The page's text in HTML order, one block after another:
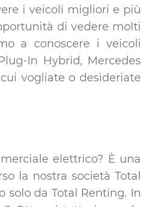
i veicoli migliori e più
di vedere molti
a conoscere i veicoli
In Hybrid, Mercedes
vogliate o desideriate
elettrico? È una
la nostra società Total
da Total Renting. In